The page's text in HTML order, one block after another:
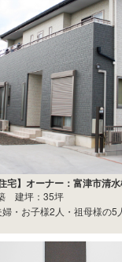
宅】オーナー：富津市清
建坪：35坪
・お子様2人・祖母様の5